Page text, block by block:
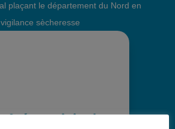
plaçant le département du Nord en
vigilance sècheresse